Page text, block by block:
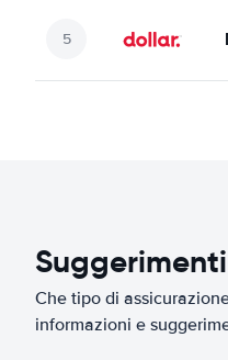
Che tipo di
informazioni e